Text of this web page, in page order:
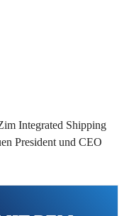
Integrated Shipping
President und CEO